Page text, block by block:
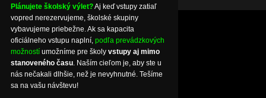
Plánujete školský výlet?Aj keď vstupy zatiaľ
vopred nerezervujeme, školské skupiny
vybavujeme priebežne. Ak sa kapacita
oficiálneho vstupu naplní, podľa prevádzkových
možností umožníme pre školy vstupy aj mimo
stanoveného času. Naším cieľom je, aby ste u
nás nečakali dlhšie, než je nevyhnutné. Tešíme
sa na vašu návštevu!